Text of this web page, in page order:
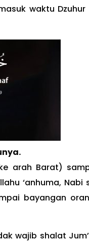
waktu
arah Barat)
‘anhuma, Nabi
bayangan
wajib shalat